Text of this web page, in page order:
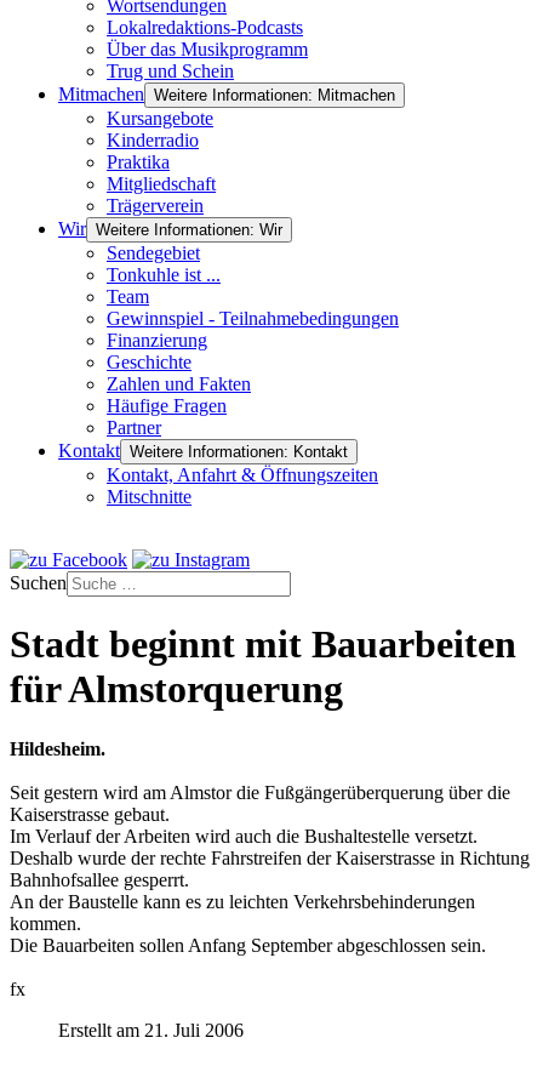
Wortsendungen
Lokalredaktions-Podcasts
Über das Musikprogramm
Trug und Schein
Mitmachen Weitere Informationen: Mitmachen
Kursangebote
Kinderradio
Praktika
Mitgliedschaft
Trägerverein
Wir Weitere Informationen: Wir
Sendegebiet
Tonkuhle ist ...
Team
Gewinnspiel - Teilnahmebedingungen
Finanzierung
Geschichte
Zahlen und Fakten
Häufige Fragen
Partner
Kontakt Weitere Informationen: Kontakt
Kontakt, Anfahrt & Öffnungszeiten
Mitschnitte
Suchen
Stadt beginnt mit Bauarbeiten
für Almstorquerung
Hildesheim.
Seit gestern wird am Almstor die Fußgängerüberquerung über die
Kaiserstrasse gebaut.
Im Verlauf der Arbeiten wird auch die Bushaltestelle versetzt.
Deshalb wurde der rechte Fahrstreifen der Kaiserstrasse in Richtung
Bahnhofsallee gesperrt.
An der Baustelle kann es zu leichten Verkehrsbehinderungen
kommen.
Die Bauarbeiten sollen Anfang September abgeschlossen sein.
fx
Erstellt am 21. Juli 2006